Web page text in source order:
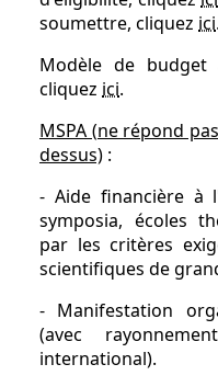
soumettre, cliquez ici.
Modèle de
cliquez ici.
MSPA (ne répond
dessus) :
- Aide financière à
symposia, écoles
par les critères
scientifiques de
- Manifestation
(avec
international).